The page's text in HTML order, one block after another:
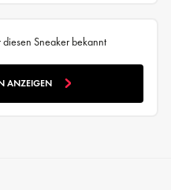
Sneaker bekannt
ANZEIGEN